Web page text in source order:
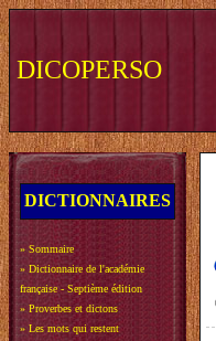
DICOPERSO
DICTIONNAIRES
» Sommaire
» Dictionnaire de l'académie
française - Septième édition
» Proverbes et dictons
» Les mots qui restent